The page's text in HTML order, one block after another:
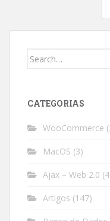
Search
CATEGORIAS
WooCommerce
MacOS (3)
Ajax – Web 2.0
Artigos (147)